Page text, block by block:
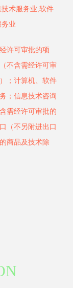
术服务业,软件
业
许可审批的项
不含需经许可审
；计算机、软件
；信息技术咨询
需经许可审批的
（不另附进出口
商品及技术除